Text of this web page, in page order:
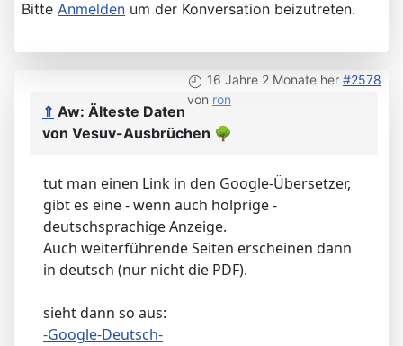
Bitte Anmelden um der Konversation beizutreten.
16 Jahre 2 Monate her #2578
von ron
⇑ Aw: Älteste Daten
von Vesuv-Ausbrüchen 🌳
tut man einen Link in den Google-Übersetzer,
gibt es eine - wenn auch holprige -
deutschsprachige Anzeige.
Auch weiterführende Seiten erscheinen dann
in deutsch (nur nicht die PDF).
sieht dann so aus:
-Google-Deutsch-